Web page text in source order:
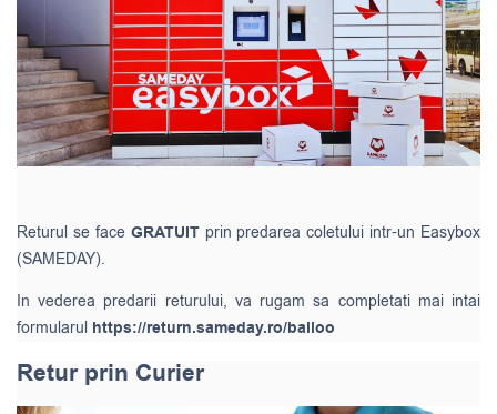
Returul se face GRATUIT prin predarea coletului intr-un Easybox
(SAMEDAY).
In vederea predarii returului, va rugam sa completati mai intai
formularul https://return.sameday.ro/balloo
Retur prin Curier